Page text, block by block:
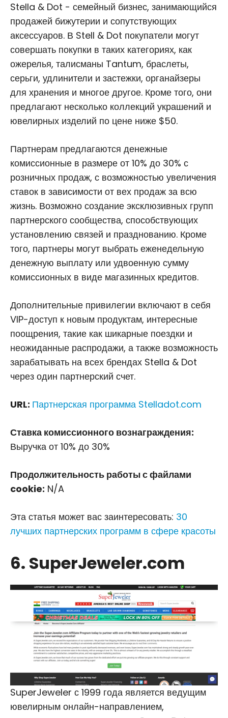
Stella & Dot - семейный бизнес, занимающийся
продажей бижутерии и сопутствующих
аксессуаров. В Stell & Dot покупатели могут
совершать покупки в таких категориях, как
ожерелья, талисманы Tantum, браслеты,
серьги, удлинители и застежки, органайзеры
для хранения и многое другое. Кроме того, они
предлагают несколько коллекций украшений и
ювелирных изделий по цене ниже $50.
Партнерам предлагаются денежные
комиссионные в размере от 10% до 30% с
розничных продаж, с возможностью увеличения
ставок в зависимости от вех продаж за всю
жизнь. Возможно создание эксклюзивных групп
партнерского сообщества, способствующих
установлению связей и празднованию. Кроме
того, партнеры могут выбрать еженедельную
денежную выплату или удвоенную сумму
комиссионных в виде магазинных кредитов.
Дополнительные привилегии включают в себя
VIP-доступ к новым продуктам, интересные
поощрения, такие как шикарные поездки и
неожиданные распродажи, а также возможность
зарабатывать на всех брендах Stella & Dot
через один партнерский счет.
URL: Партнерская программа Stelladot.com
Ставка комиссионного вознаграждения:
Выручка от 10% до 30%
Продолжительность работы с файлами
cookie: N/A
Эта статья может вас заинтересовать: 30
лучших партнерских программ в сфере красоты
6. SuperJeweler.com
SuperJeweler с 1999 года является ведущим
ювелирным онлайн-направлением,